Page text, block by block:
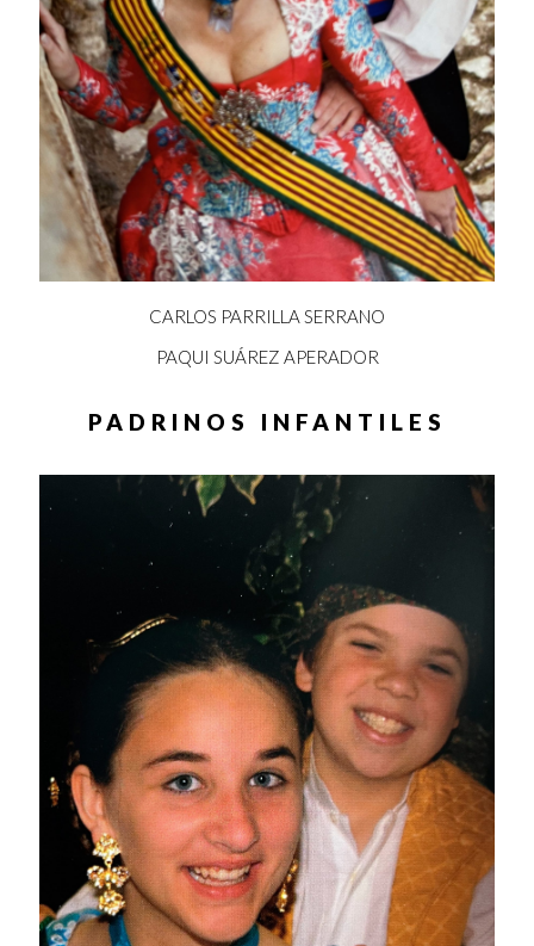
CARLOS PARRILLA SERRANO
PAQUI SUÁREZ APERADOR
PADRINOS INFANTILES